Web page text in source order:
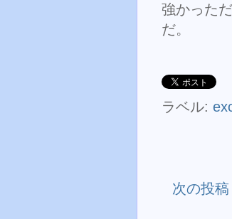
強かった
だ。
ラベル:
次の投稿